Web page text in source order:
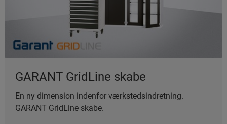
GARANT GridLine skabe
En ny dimension indenfor værkstedsindretning.
GARANT GridLine skabe.